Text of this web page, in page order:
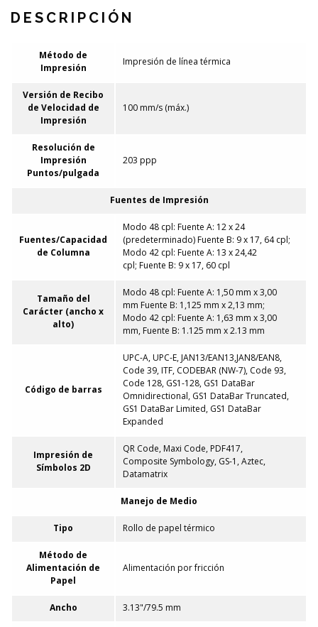
DESCRIPCIÓN
Método de
Impresión
Impresión de línea térmica
Versión de Recibo
de Velocidad de
Impresión
100 mm/s (máx.)
Resolución de
Impresión
Puntos/pulgada
203 ppp
Fuentes de Impresión
Fuentes/Capacidad
de Columna
Modo 48 cpl: Fuente A: 12 x 24
(predeterminado) Fuente B: 9 x 17, 64 cpl;
Modo 42 cpl: Fuente A: 13 x 24,42
cpl; Fuente B: 9 x 17, 60 cpl
Tamaño del
Carácter (ancho x
alto)
Modo 48 cpl: Fuente A: 1,50 mm x 3,00
mm Fuente B: 1,125 mm x 2,13 mm;
Modo 42 cpl: Fuente A: 1,63 mm x 3,00
mm, Fuente B: 1.125 mm x 2.13 mm
Código de barras
UPC-A, UPC-E, JAN13/EAN13,JAN8/EAN8,
Code 39, ITF, CODEBAR (NW-7), Code 93,
Code 128, GS1-128, GS1 DataBar
Omnidirectional, GS1 DataBar Truncated,
GS1 DataBar Limited, GS1 DataBar
Expanded
Impresión de
Símbolos 2D
QR Code, Maxi Code, PDF417,
Composite Symbology, GS-1, Aztec,
Datamatrix
Manejo de Medio
Tipo Rollo de papel térmico
Método de
Alimentación de
Papel
Alimentación por fricción
Ancho 3.13"/79.5 mm